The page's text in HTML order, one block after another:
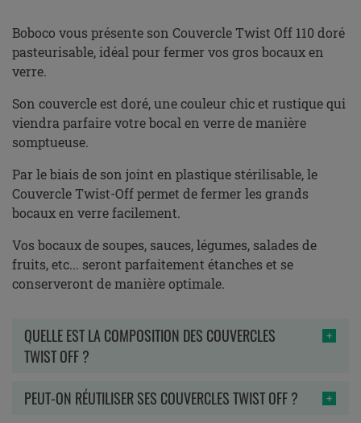
Boboco vous présente son Couvercle Twist Off 110 doré
pasteurisable, idéal pour fermer vos gros bocaux en
verre.
Son couvercle est doré, une couleur chic et rustique qui
viendra parfaire votre bocal en verre de manière
somptueuse.
Par le biais de son joint en plastique stérilisable, le
Couvercle Twist-Off permet de fermer les grands
bocaux en verre facilement.
Vos bocaux de soupes, sauces, légumes, salades de
fruits, etc... seront parfaitement étanches et se
conserveront de manière optimale.
QUELLE EST LA COMPOSITION DES COUVERCLES
TWIST OFF ?
PEUT-ON RÉUTILISER SES COUVERCLES TWIST OFF ?